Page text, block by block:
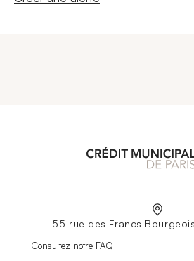
55 rue des Francs
Nouvelle fenêtre
Consultez notre FAQ